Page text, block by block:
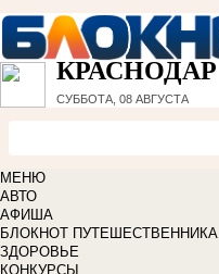
КРАСНОДАР
СУББОТА, 08 АВГУСТА
МЕНЮ
АВТО
АФИША
БЛОКНОТ ПУТЕШЕСТВЕННИКА
ЗДОРОВЬЕ
КОНКУРСЫ